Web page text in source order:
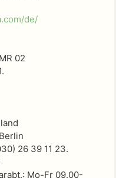
de/
02
26 39 11 23.
Mo-Fr 09.00-